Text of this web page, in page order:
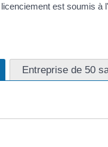
est soumis
Entreprise de 50